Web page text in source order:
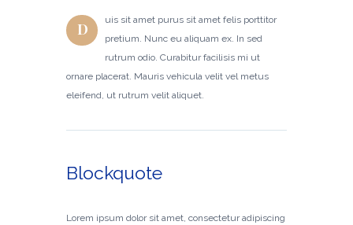
D
uis sit amet purus sit amet felis porttitor
pretium. Nunc eu aliquam ex. In sed
rutrum odio. Curabitur facilisis mi ut
ornare placerat. Mauris vehicula velit vel metus
eleifend, ut rutrum velit aliquet.
Blockquote
Lorem ipsum dolor sit amet, consectetur adipiscing